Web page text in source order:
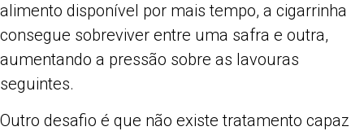
alimento disponível por mais tempo, a cigarrinha
consegue sobreviver entre uma safra e outra,
aumentando a pressão sobre as lavouras
seguintes.
Outro desafio é que não existe tratamento capaz